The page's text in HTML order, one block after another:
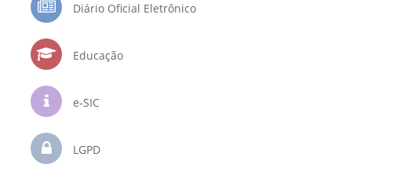
Diário Oficial Eletrônico
Educação
e-SIC
LGPD